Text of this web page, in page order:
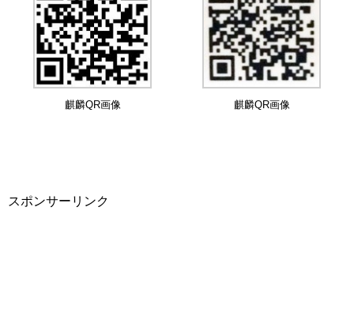
麒麟QR画像 麒麟QR画像
スポンサーリンク